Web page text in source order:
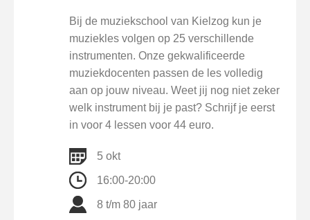
Bij de muziekschool van Kielzog kun je
muziekles volgen op 25 verschillende
instrumenten. Onze gekwalificeerde
muziekdocenten passen de les volledig
aan op jouw niveau. Weet jij nog niet zeker
welk instrument bij je past? Schrijf je eerst
in voor 4 lessen voor 44 euro.
5 okt
16:00-20:00
8 t/m 80 jaar